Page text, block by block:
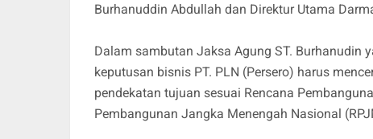
Burhanuddin Abdullah dan Direktur Utama
Dalam sambutan Jaksa Agung ST. Burhanudin
keputusan bisnis PT. PLN (Persero) harus
pendekatan tujuan sesuai Rencana
Pembangunan Jangka Menengah Nasional